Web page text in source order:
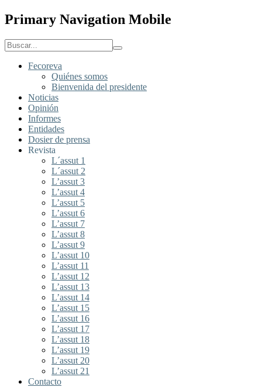
Primary Navigation Mobile
Fecoreva
Quiénes somos
Bienvenida del presidente
Noticias
Opinión
Informes
Entidades
Dosier de prensa
Revista
L´assut 1
L´assut 2
L’assut 3
L’assut 4
L’assut 5
L’assut 6
L’assut 7
L’assut 8
L’assut 9
L’assut 10
L’assut 11
L’assut 12
L’assut 13
L’assut 14
L’assut 15
L’assut 16
L’assut 17
L’assut 18
L’assut 19
L’assut 20
L’assut 21
Contacto